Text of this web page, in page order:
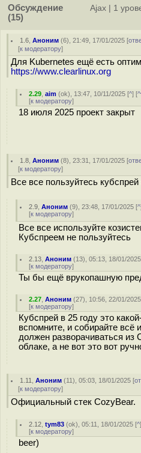
Обсуждение
(15)
Ajax 1
1.6 ,Аноним (6), 21:49, 17/01/2025 [
[к модератору]
Для Kubernetes ещё есть
https://www.clearlinux.org
2.29 ,aim (ok), 13:47, 10/11/2025 [^] [
[к модератору]
18 июля 2025 проект закрыт
1.8 ,Аноним (8), 23:31, 17/01/2025 [
[к модератору]
Все все пользуйтесь
2.9 ,Аноним (9), 23:48, 17/01/2025 [^
[к модератору]
Все все используйте
Кубспреем не пользуйтесь
2.13 ,Аноним (13), 05:13, 18/01/
[к модератору]
Ты бы ещё врукопашную
2.27 ,Аноним (27), 10:56, 22/01/
[к модератору]
Кубспрей в 25 году это
вспомните, и собирайте всё
должен разворачиваться из
облаке, а не вот это вот
1.11 ,Аноним (11), 05:03, 18/01/2025 [
[к модератору]
Официальный стек CozyBear.
2.12 ,tym83 (ok), 05:11, 18/01/2025 [^
[к модератору]
beer)